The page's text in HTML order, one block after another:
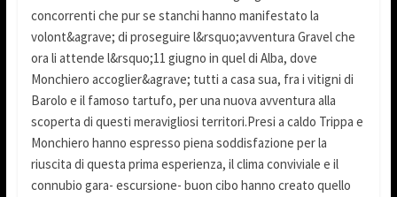
concorrenti che pur se stanchi hanno manifestato la
volont&agrave; di proseguire l&rsquo;avventura Gravel che
ora li attende l&rsquo;11 giugno in quel di Alba, dove
Monchiero accoglier&agrave; tutti a casa sua, fra i vitigni di
Barolo e il famoso tartufo, per una nuova avventura alla
scoperta di questi meravigliosi territori.Presi a caldo Trippa e
Monchiero hanno espresso piena soddisfazione per la
riuscita di questa prima esperienza, il clima conviviale e il
connubio gara- escursione- buon cibo hanno creato quello